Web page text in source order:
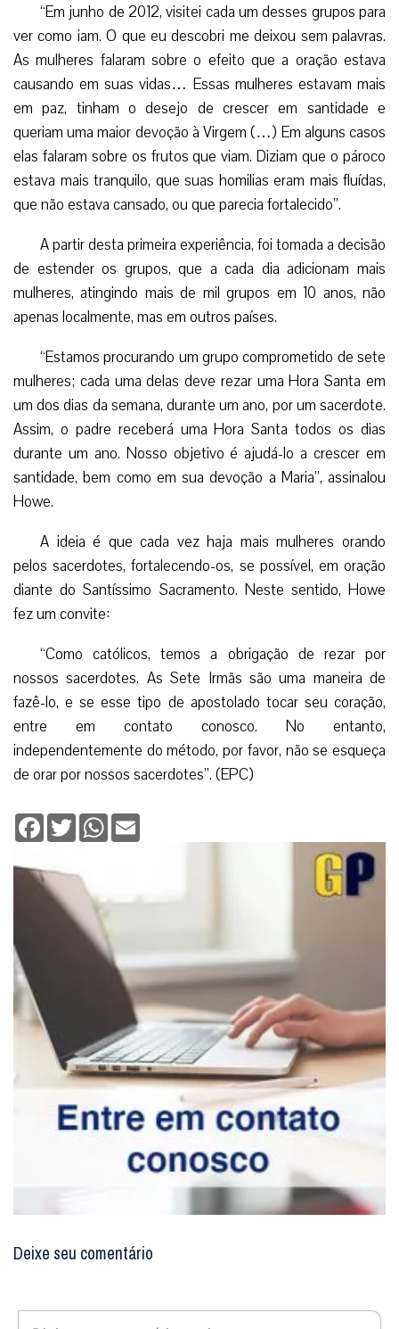
“Em junho de 2012, visitei cada um desses grupos para
ver como iam. O que eu descobri me deixou sem palavras.
As mulheres falaram sobre o efeito que a oração estava
causando em suas vidas… Essas mulheres estavam mais
em paz, tinham o desejo de crescer em santidade e
queriam uma maior devoção à Virgem (…) Em alguns casos
elas falaram sobre os frutos que viam. Diziam que o pároco
estava mais tranquilo, que suas homilias eram mais fluídas,
que não estava cansado, ou que parecia fortalecido”.
A partir desta primeira experiência, foi tomada a decisão
de estender os grupos, que a cada dia adicionam mais
mulheres, atingindo mais de mil grupos em 10 anos, não
apenas localmente, mas em outros países.
“Estamos procurando um grupo comprometido de sete
mulheres; cada uma delas deve rezar uma Hora Santa em
um dos dias da semana, durante um ano, por um sacerdote.
Assim, o padre receberá uma Hora Santa todos os dias
durante um ano. Nosso objetivo é ajudá-lo a crescer em
santidade, bem como em sua devoção a Maria”, assinalou
Howe.
A ideia é que cada vez haja mais mulheres orando
pelos sacerdotes, fortalecendo-os, se possível, em oração
diante do Santíssimo Sacramento. Neste sentido, Howe
fez um convite:
“Como católicos, temos a obrigação de rezar por
nossos sacerdotes. As Sete Irmãs são uma maneira de
fazê-lo, e se esse tipo de apostolado tocar seu coração,
entre em contato conosco. No entanto,
independentemente do método, por favor, não se esqueça
de orar por nossos sacerdotes”. (EPC)
Facebook
TwitterWhatsApp
Deixe seu comentário